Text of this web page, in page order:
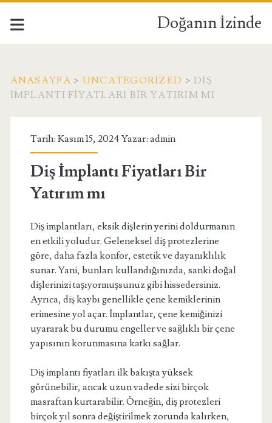
Doğanın İzinde
ANASAYFA > UNCATEGORIZED >DIŞ
İMPLANTI FIYATLARI BIR YATIRIM MI
Tarih: Kasım 15, 2024 Yazar: admin
Diş İmplantı Fiyatları Bir
Yatırım mı
Diş implantları, eksik dişlerin yerini doldurmanın
en etkili yoludur. Geleneksel diş protezlerine
göre, daha fazla konfor, estetik ve dayanıklılık
sunar. Yani, bunları kullandığınızda, sanki doğal
dişlerinizi taşıyormuşsunuz gibi hissedersiniz.
Ayrıca, diş kaybı genellikle çene kemiklerinin
erimesine yol açar. İmplantlar, çene kemiğinizi
uyararak bu durumu engeller ve sağlıklı bir çene
yapısının korunmasına katkı sağlar.
Diş implantı fiyatları ilk bakışta yüksek
görünebilir, ancak uzun vadede sizi birçok
masraftan kurtarabilir. Örneğin, diş protezleri
birçok yıl sonra değiştirilmek zorunda kalırken,